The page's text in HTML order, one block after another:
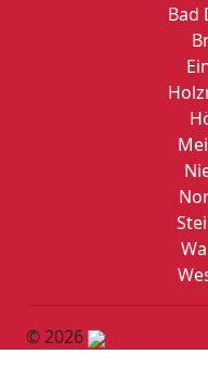
Bad
© 2026